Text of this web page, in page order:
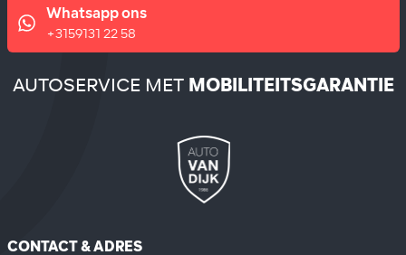
Whatsapp ons
+3159131 22 58
AUTOSERVICE MET MOBILITEITSGARANTIE
CONTACT & ADRES